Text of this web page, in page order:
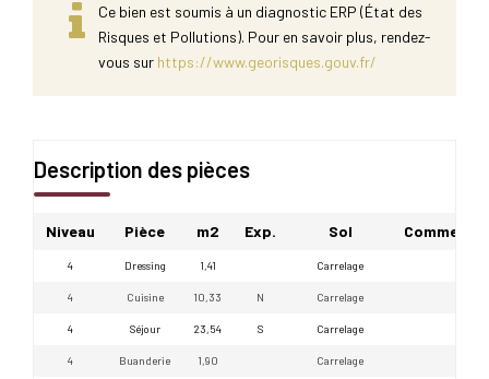
Ce bien est soumis à un diagnostic ERP (État des
Risques et Pollutions). Pour en savoir plus, rendez-
vous sur https://www.georisques.gouv.fr/
Description des pièces
Niveau Pièce m2 Exp. Sol
4 Dressing 1,41 Carrelage
4 Cuisine 10,33 N Carrelage
4 Séjour 23,54 S Carrelage
4 Buanderie 1,90 Carrelage